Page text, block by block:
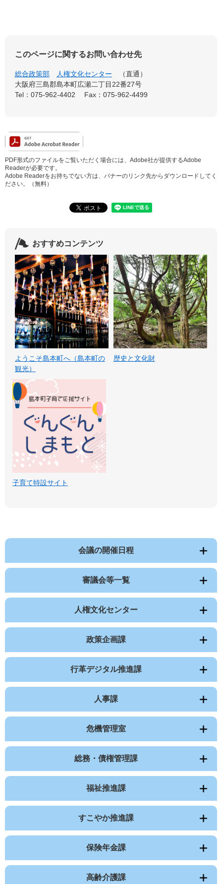
このページに関するお問い合わせ先
総合政策部 人権文化センター
直通
大阪府三島郡島本町広瀬二丁目22番27号
Tel：075-962-4402
Fax：075-962-4499
PDF形式のファイルをご覧いただく場合には、Adobe社が提供するAdobe
Readerが必要です。
Adobe Readerをお持ちでない方は、バナーのリンク先からダウンロードしてく
ださい。（無料）
おすすめコンテンツ
ようこそ島本町へ（島本町の
観光）
歴史と文化財
子育て特設サイト
会議の開催日程
審議会等一覧
人権文化センター
政策企画課
行革デジタル推進課
人事課
危機管理室
総務・債権管理課
福祉推進課
すこやか推進課
保険年金課
高齢介護課